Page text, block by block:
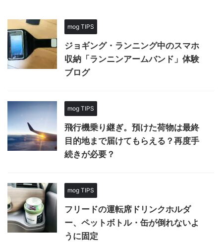
mog TIPS
ジョギング・ランニング中のスマホ
収納「ランニンアームバンド」体験
ブログ
mog TIPS
飛行機乗り継ぎ。預けた荷物は最終
目的地まで届けてもらえる？再度手
続きが必要？
mog TIPS
フリードの運転席ドリンクホルダ
ー、ペットボトル・缶が倒れないよ
うに固定